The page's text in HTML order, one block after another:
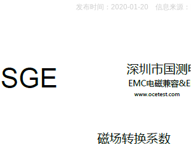
发布时间： 2020-01-20 信息来源：